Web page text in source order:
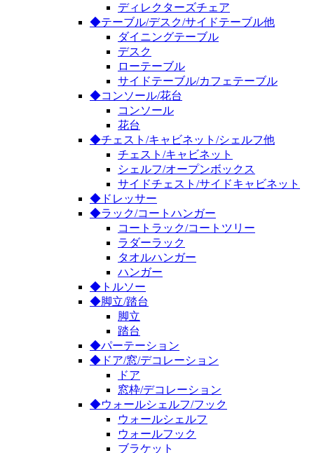
ディレクターズチェア
◆テーブル/デスク/サイドテーブル他
ダイニングテーブル
デスク
ローテーブル
サイドテーブル/カフェテーブル
◆コンソール/花台
コンソール
花台
◆チェスト/キャビネット/シェルフ他
チェスト/キャビネット
シェルフ/オープンボックス
サイドチェスト/サイドキャビネット
◆ドレッサー
◆ラック/コートハンガー
コートラック/コートツリー
ラダーラック
タオルハンガー
ハンガー
◆トルソー
◆脚立/踏台
脚立
踏台
◆パーテーション
◆ドア/窓/デコレーション
ドア
窓枠/デコレーション
◆ウォールシェルフ/フック
ウォールシェルフ
ウォールフック
ブラケット